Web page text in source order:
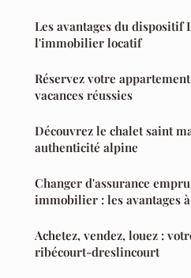
Les avantages du
l'immobilier locatif
Réservez votre
vacances réussies
Découvrez le chalet saint
authenticité alpine
Changer d'assurance
immobilier : les avantages
Achetez, vendez, louez :
ribécourt-dreslincourt